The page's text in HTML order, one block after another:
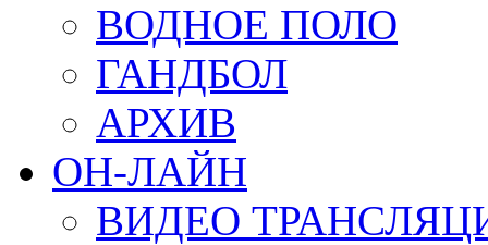
ВОДНОЕ ПОЛО
ГАНДБОЛ
АРХИВ
ОН-ЛАЙН
ВИДЕО